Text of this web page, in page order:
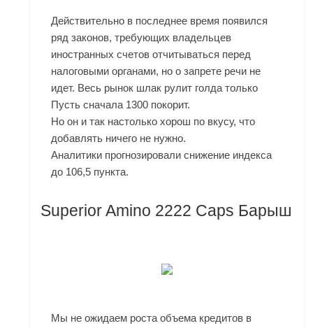
Действительно в последнее время появился
ряд законов, требующих владельцев
иностранных счетов отчитываться перед
налоговыми органами, но о запрете речи не
идет. Весь рынок шлак рулит голда только
Пусть сначала 1300 покорит.
Но он и так настолько хорош по вкусу, что
добавлять ничего не нужно.
Аналитики прогнозировали снижение индекса
до 106,5 пункта.
Superior Amino 2222 Caps Барыш
Мы не ожидаем роста объема кредитов в